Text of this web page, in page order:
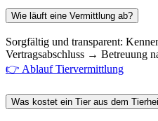
Wie läuft eine Vermittlung ab?
Sorgfältig und transparent:
Vertragsabschluss → Betreuung
👉 Ablauf Tiervermittlung
Was kostet ein Tier aus dem